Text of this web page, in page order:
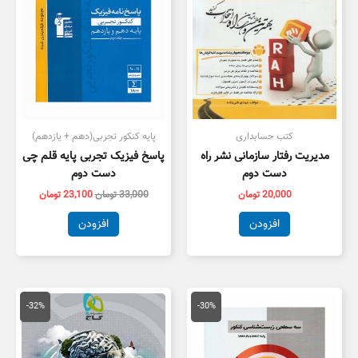
کتب حسابداری
مدیریت رفتار سازمانی نشر راه
دست دوم
20,000تومان
افزودن
پایه کنکور تجربی(دهم + یازدهم)
پاسخ فیزیک تجربی پایه قلم چی
دست دوم
33,000تومان23,100تومان
افزودن
-30%
اصلی
18,000 تومان
بود.
قیمت
فعلی
-32%
قیمت
اصلی
110,000 تومان
بود.
قیمت
فعلی